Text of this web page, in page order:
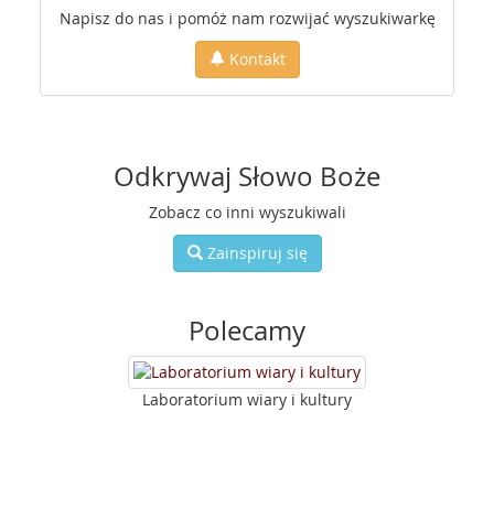
Napisz do nas i pomóż nam rozwijać wyszukiwarkę
Kontakt
Odkrywaj Słowo Boże
Zobacz co inni wyszukiwali
Zainspiruj się
Polecamy
Laboratorium wiary i kultury